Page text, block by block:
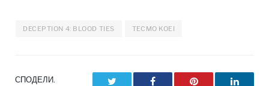
DECEPTION 4: BLOOD TIES TECMO KOEI
СПОДЕЛИ. Facebook Pinterest